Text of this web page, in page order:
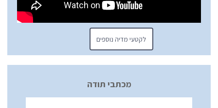
לקטעי מדיה נוספים
מכתבי תודה